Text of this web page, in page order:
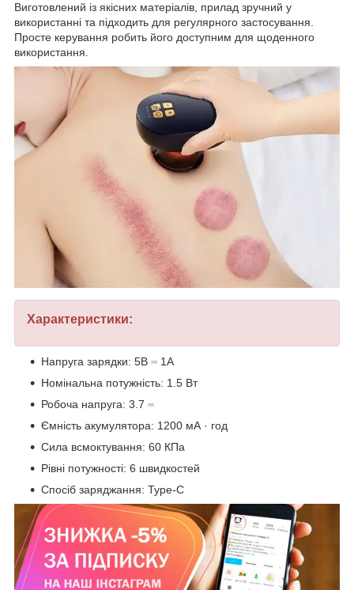
Виготовлений із якісних матеріалів, прилад зручний у
використанні та підходить для регулярного застосування.
Просте керування робить його доступним для щоденного
використання.
Характеристики:
Напруга зарядки: 5В ⎓ 1А
Номінальна потужність: 1.5 Вт
Робоча напруга: 3.7 ⎓
Ємність акумулятора: 1200 мА · год
Сила всмоктування: 60 КПа
Рівні потужності: 6 швидкостей
Спосіб заряджання: Type-C